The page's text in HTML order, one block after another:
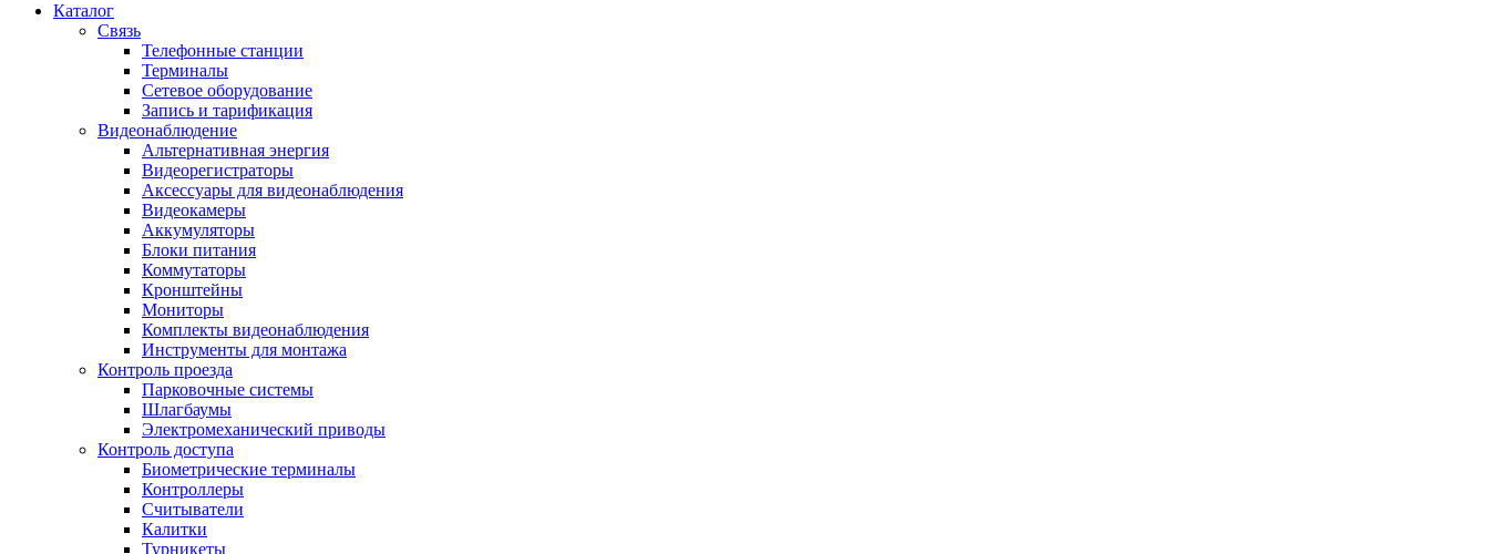
Каталог
Связь
Телефонные станции
Терминалы
Сетевое оборудование
Запись и тарификация
Видеонаблюдение
Альтернативная энергия
Видеорегистраторы
Аксессуары для видеонаблюдения
Видеокамеры
Аккумуляторы
Блоки питания
Коммутаторы
Кронштейны
Мониторы
Комплекты видеонаблюдения
Инструменты для монтажа
Контроль проезда
Парковочные системы
Шлагбаумы
Электромеханический приводы
Контроль доступа
Биометрические терминалы
Контроллеры
Считыватели
Калитки
Турникеты